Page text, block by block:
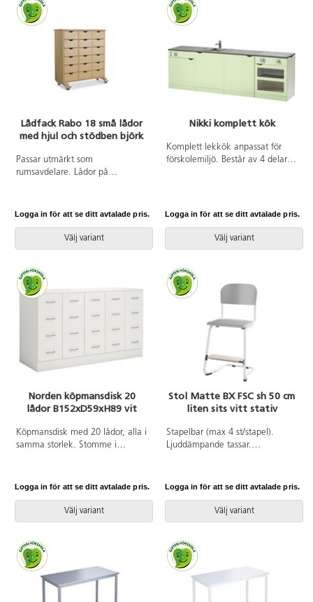
Lådfack Rabo 18 små lådor
med hjul och stödben björk
Passar utmärkt som
rumsavdelare. Lådor på
86x37x100 cm. Invändiga mått
sticker ut 7 cm. Tillverkas i
18 mm klarlackerad
kvalitet. Mobila enheter ger en
ökad flexibilitet och möjlighet att
förändra rummets möblering. Vi
vill dock göra er uppmärksamma
innebär en ökad tipprisk, särskilt
då enheten placeras fritt på
golvet. Undvik att placera tunga
föremål högt upp på hyllan. Låt
Logga in för att se ditt avtalade pris.
Välj variant
Nikki komplett kök
Komplett lekkök anpassat för
förskolemiljö. Består av 4 delar:
respektive del. Delarna levereras
Logga in för att se ditt avtalade pris.
Välj variant
Norden köpmansdisk 20
lådor B152xD59xH89 vit
Köpmansdisk med 20 lådor, alla i
samma storlek. Stomme i
eller högtryckslaminat. På sockel,
Lådornas innermått:
B25xD49xH10 cm.
Logga in för att se ditt avtalade pris.
Välj variant
Stol Matte BX FSC sh 50 cm
liten sits vitt stativ
Stapelbar (max 4 st/stapel).
Ljuddämpande tassar.
lägen. Sitthöjd 50 cm. Sitsmått:
stativet är 54 cm. Vikt 4,6 kg.
Sits och rygg i högtryckslaminat.
Logga in för att se ditt avtalade pris.
Välj variant